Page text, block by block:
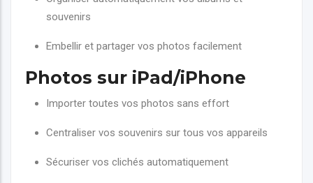
souvenirs
Embellir et partager vos photos facilement
Photos sur iPad/iPhone
Importer toutes vos photos sans effort
Centraliser vos souvenirs sur tous vos appareils
Sécuriser vos clichés automatiquement